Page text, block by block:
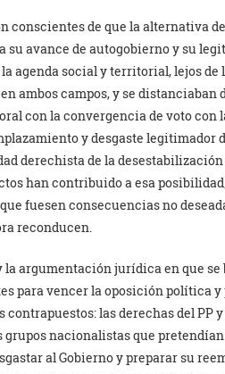
conscientes de que la alternativa
su avance de autogobierno y su
agenda social y territorial, lejos
ambos campos, y se distanciaban
con la convergencia de voto
y desgaste legitimador
derechista de la
han contribuido a esa
fuesen consecuencias no
reconducen.
argumentación jurídica en que
para vencer la oposición política
contrapuestos: las derechas del PP
grupos nacionalistas que
al Gobierno y preparar su